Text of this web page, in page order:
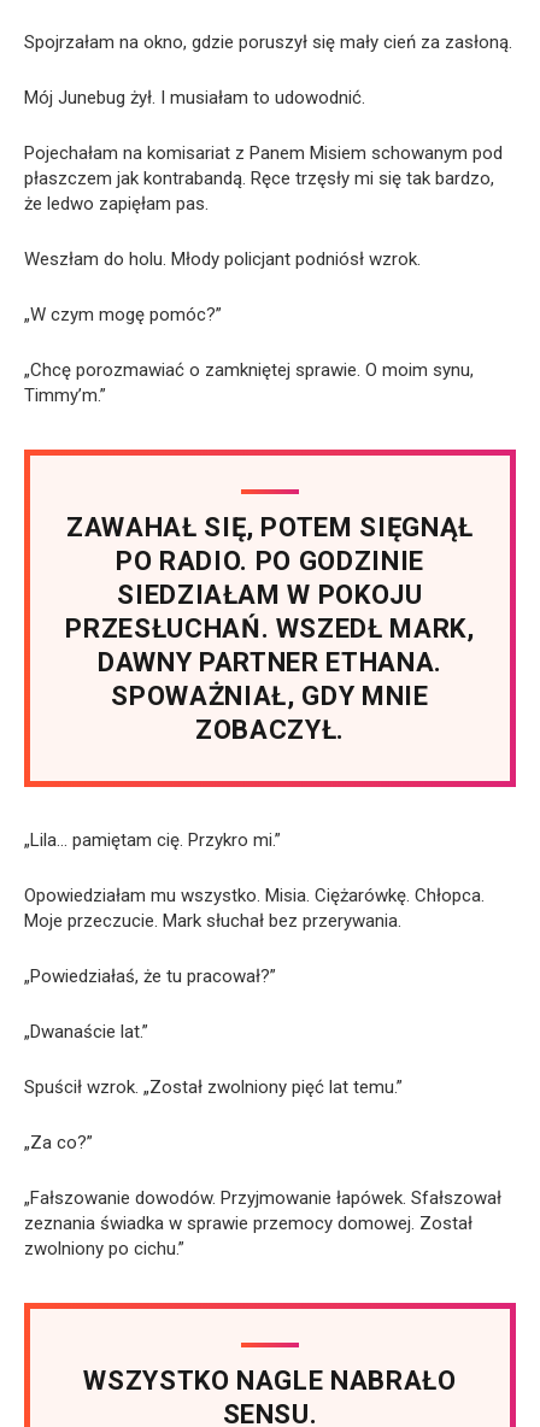
Spojrzałam na okno, gdzie poruszył się mały cień za zasłoną.
Mój Junebug żył. I musiałam to udowodnić.
Pojechałam na komisariat z Panem Misiem schowanym pod
płaszczem jak kontrabandą. Ręce trzęsły mi się tak bardzo,
że ledwo zapięłam pas.
Weszłam do holu. Młody policjant podniósł wzrok.
„W czym mogę pomóc?”
„Chcę porozmawiać o zamkniętej sprawie. O moim synu,
Timmy’m.”
ZAWAHAŁ SIĘ, POTEM SIĘGNĄŁ
PO RADIO. PO GODZINIE
SIEDZIAŁAM W POKOJU
PRZESŁUCHAŃ. WSZEDŁ MARK,
DAWNY PARTNER ETHANA.
SPOWAŻNIAŁ, GDY MNIE
ZOBACZYŁ.
„Lila… pamiętam cię. Przykro mi.”
Opowiedziałam mu wszystko. Misia. Ciężarówkę. Chłopca.
Moje przeczucie. Mark słuchał bez przerywania.
„Powiedziałaś, że tu pracował?”
„Dwanaście lat.”
Spuścił wzrok. „Został zwolniony pięć lat temu.”
„Za co?”
„Fałszowanie dowodów. Przyjmowanie łapówek. Sfałszował
zeznania świadka w sprawie przemocy domowej. Został
zwolniony po cichu.”
WSZYSTKO NAGLE NABRAŁO
SENSU.